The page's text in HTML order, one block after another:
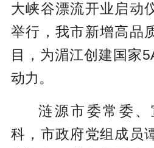
大峡谷漂流开业启动
举行，我市新增高品
目，为湄江创建国家
动力。
涟源市委常委
科，市政府党组成员